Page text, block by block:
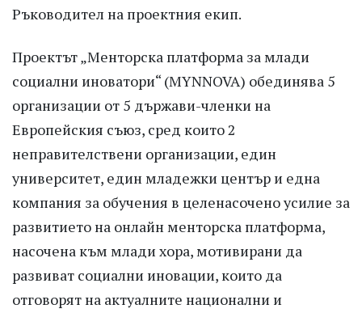
Ръководител на проектния екип.
Проектът „Менторска платформа за млади
социални иноватори“ (MYNNOVA) обединява 5
организации от 5 държави-членки на
Европейския съюз, сред които 2
неправителствени организации, един
университет, един младежки център и една
компания за обучения в целенасочено усилие за
развитието на онлайн менторска платформа,
насочена към млади хора, мотивирани да
развиват социални иновации, които да
отговорят на актуалните национални и